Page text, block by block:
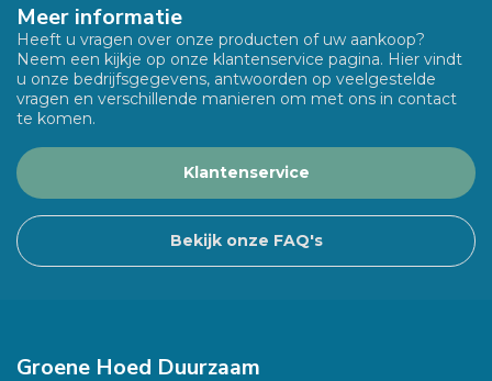
Meer informatie
Heeft u vragen over onze producten of uw aankoop?
Neem een kijkje op onze klantenservice pagina. Hier vindt
u onze bedrijfsgegevens, antwoorden op veelgestelde
vragen en verschillende manieren om met ons in contact
te komen.
Klantenservice
Bekijk onze FAQ's
Groene Hoed Duurzaam